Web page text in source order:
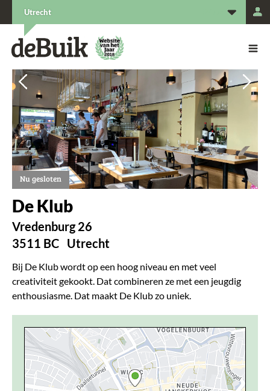
Nu gesloten
De Klub
Vredenburg 26
3511 BC Utrecht
Bij De Klub wordt op een hoog niveau en met veel
creativiteit gekookt. Dat combineren ze met een jeugdig
enthousiasme. Dat maakt De Klub zo uniek.
Utrecht
De Buik van {city: city}
De Buik